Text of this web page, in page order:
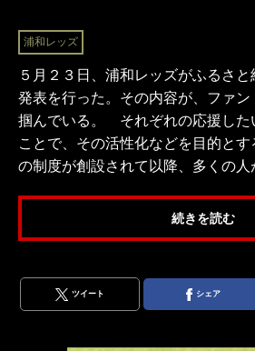
浦和レッズ
５月２３日、浦和レッズがふるさ
発表を行った。その内容が、ファ
掴んでいる。 それぞれの応援した
ことで、その活性化などを目的とす
の制度が創設されて以降、多くの
続きを読む
ツイート シェア